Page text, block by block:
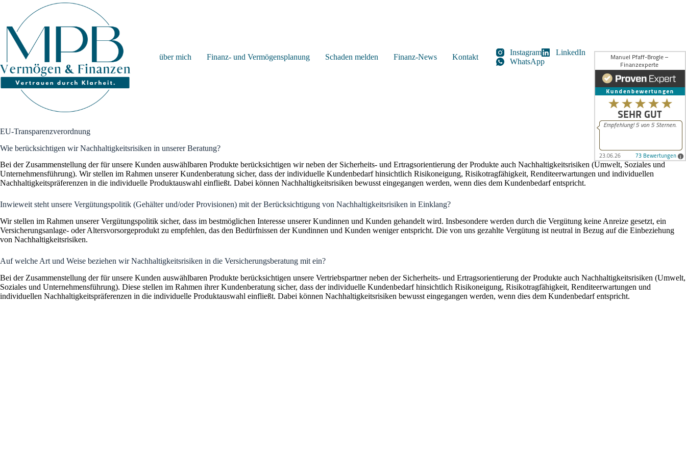
springen
über mich Finanz- und Vermögensplanung Schaden melden Finanz-News Kontakt
Instagram
LinkedIn
WhatsApp
EU-Transparenzverordnung
Wie berücksichtigen wir Nachhaltigkeitsrisiken in unserer Beratung?
Bei der Zusammenstellung der für unsere Kunden auswählbaren Produkte berücksichtigen wir neben der Sicherheits- und Ertragsorientierung der Produkte auch Nachhaltigkeitsrisiken (Umwelt, Soziales und
Unternehmensführung). Wir stellen im Rahmen unserer Kundenberatung sicher, dass der individuelle Kundenbedarf hinsichtlich Risikoneigung, Risikotragfähigkeit, Renditeerwartungen und individuellen
Nachhaltigkeitspräferenzen in die individuelle Produktauswahl einfließt. Dabei können Nachhaltigkeitsrisiken bewusst eingegangen werden, wenn dies dem Kundenbedarf entspricht.
Inwieweit steht unsere Vergütungspolitik (Gehälter und/oder Provisionen) mit der Berücksichtigung von Nachhaltigkeitsrisiken in Einklang?
Wir stellen im Rahmen unserer Vergütungspolitik sicher, dass im bestmöglichen Interesse unserer Kundinnen und Kunden gehandelt wird. Insbesondere werden durch die Vergütung keine Anreize gesetzt, ein
Versicherungsanlage- oder Altersvorsorgeprodukt zu empfehlen, das den Bedürfnissen der Kundinnen und Kunden weniger entspricht. Die von uns gezahlte Vergütung ist neutral in Bezug auf die Einbeziehung
von Nachhaltigkeitsrisiken.
Auf welche Art und Weise beziehen wir Nachhaltigkeitsrisiken in die Versicherungsberatung mit ein?
Bei der Zusammenstellung der für unsere Kunden auswählbaren Produkte berücksichtigen unsere Vertriebspartner neben der Sicherheits- und Ertragsorientierung der Produkte auch Nachhaltigkeitsrisiken (Umwelt,
Soziales und Unternehmensführung). Diese stellen im Rahmen ihrer Kundenberatung sicher, dass der individuelle Kundenbedarf hinsichtlich Risikoneigung, Risikotragfähigkeit, Renditeerwartungen und
individuellen Nachhaltigkeitspräferenzen in die individuelle Produktauswahl einfließt. Dabei können Nachhaltigkeitsrisiken bewusst eingegangen werden, wenn dies dem Kundenbedarf entspricht.